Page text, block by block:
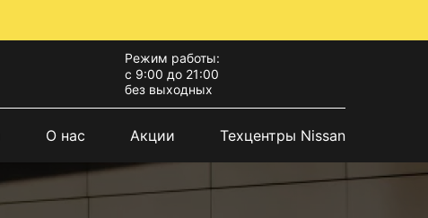
Режим работы:
с 9:00 до 21:00
без выходных
О нас Акции Техцентры Nissan